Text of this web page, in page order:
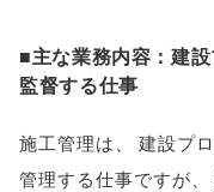
■主な業務内容：建
監督する仕事
施工管理は
建設プ
管理する仕事ですが